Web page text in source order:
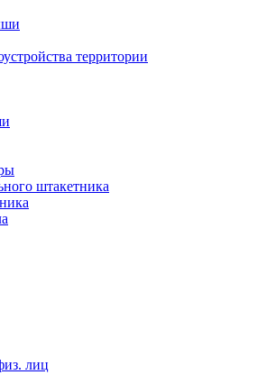
территории
штакетника
лиц